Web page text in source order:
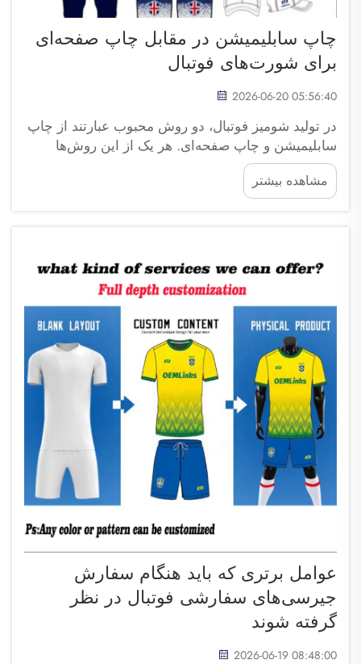
چاپ سابلیمیشن در مقابل چاپ صفحه‌ای
برای شورت‌های فوتبال
2026-06-20 05:56:40
در تولید شومیز فوتبال، دو روش محبوب عبارتند از چاپ
سابلیمیشن و چاپ صفحه‌ای. هر یک از این روش‌ها
ویژگی‌های خاص خود را دارند. انتخاب روش مناسب
برای تیم فوتبال شما امری مهم است. در شرکت تجاری
فوجو سایپولانگ، ما به تیم‌ها کمک می‌کنیم ...
مشاهده بیشتر
عوامل برتری که باید هنگام سفارش
جیرسی‌های سفارشی فوتبال در نظر
گرفته شوند
2026-06-19 08:48:00